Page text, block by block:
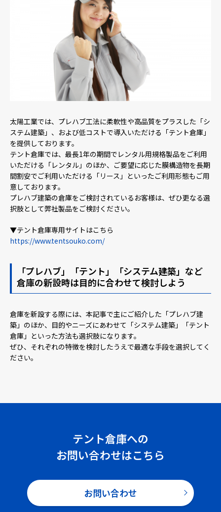
太陽工業では、プレハブ工法に柔軟性や高品質をプラスした「シ
ステム建築」、および低コストで導入いただける「テント倉庫」
を提供しております。
テント倉庫では、最長1年の期間でレンタル用規格製品をご利用
いただける「レンタル」のほか、ご要望に応じた膜構造物を長期
間割安でご利用いただける「リース」といったご利用形態もご用
意しております。
プレハブ建築の倉庫をご検討されているお客様は、ぜひ更なる選
択肢として弊社製品をご検討ください。
▼テント倉庫専用サイトはこちら
https://www.tentsouko.com/
「プレハブ」「テント」「システム建築」など
倉庫の新設時は目的に合わせて検討しよう
倉庫を新設する際には、本記事で主にご紹介した「プレハブ建
築」のほか、目的やニーズにあわせて「システム建築」「テント
倉庫」といった方法も選択肢になります。
ぜひ、それぞれの特徴を検討したうえで最適な手段を選択してく
ださい。
テント倉庫への
お問い合わせはこちら
お問い合わせ